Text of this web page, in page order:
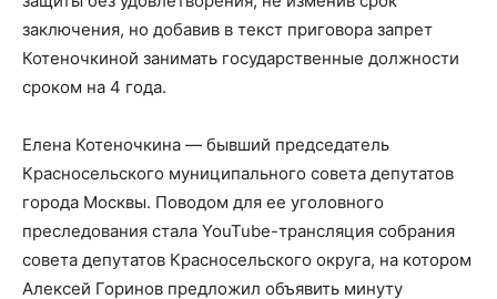
заключения, но добавив в текст приговора запрет
Котеночкиной занимать государственные должности
сроком на 4 года.
Елена Котеночкина — бывший председатель
Красносельского муниципального совета депутатов
города Москвы. Поводом для ее уголовного
преследования стала YouTube-трансляция собрания
совета депутатов Красносельского округа, на котором
Алексей Горинов предложил объявить минуту